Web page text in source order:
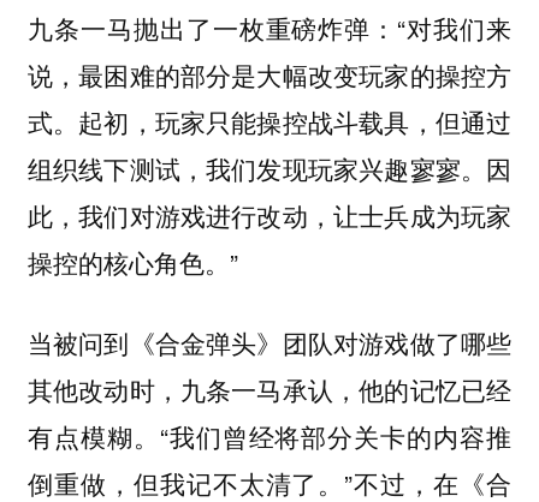
九条一马抛出了一枚重磅炸弹：“对我们来
说，最困难的部分是大幅改变玩家的操控方
式。起初，玩家只能操控战斗载具，但通过
组织线下测试，我们发现玩家兴趣寥寥。因
此，我们对游戏进行改动，让士兵成为玩家
操控的核心角色。”
当被问到《合金弹头》团队对游戏做了哪些
其他改动时，九条一马承认，他的记忆已经
有点模糊。“我们曾经将部分关卡的内容推
倒重做，但我记不太清了。”不过，在《合